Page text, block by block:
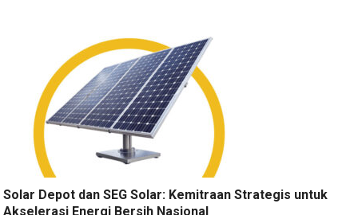
Solar Depot dan SEG Solar: Kemitraan Strategis untuk
Akselerasi Energi Bersih Nasional